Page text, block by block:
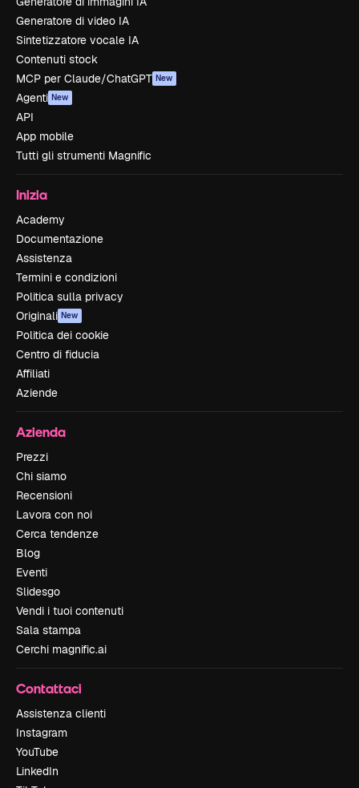
Generatore di video IA
Sintetizzatore vocale IA
Contenuti stock
MCP per Claude/ChatGPT New
Agenti New
API
App mobile
Tutti gli strumenti Magnific
Inizia
Academy
Documentazione
Assistenza
Termini e condizioni
Politica sulla privacy
Originali New
Politica dei cookie
Centro di fiducia
Affiliati
Aziende
Azienda
Prezzi
Chi siamo
Recensioni
Lavora con noi
Cerca tendenze
Blog
Eventi
Slidesgo
Vendi i tuoi contenuti
Sala stampa
Cerchi magnific.ai
Contattaci
Assistenza clienti
Instagram
YouTube
LinkedIn